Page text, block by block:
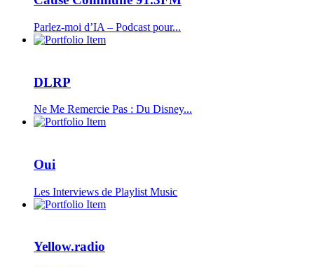
Parlez-moi d’IA – Podcast pour...
DLRP
Ne Me Remercie Pas : Du Disney...
Oui
Les Interviews de Playlist Music
Yellow.radio